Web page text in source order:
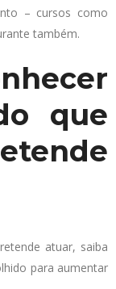
– cursos como
também.
que
atuar, saiba
para aumentar